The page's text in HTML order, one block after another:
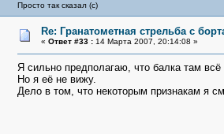
Просто так сказал (с)
Re: Гранатометная стрельба с
« Ответ #33 :14 Марта 2007, 20:14:08 »
Я сильно предполагаю, что балка там всё
Но я её не вижу.
Дело в том, что некоторым признакам я